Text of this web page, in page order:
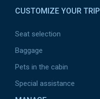
CUSTOMIZE YOUR TRIP
Seat selection
Baggage
Pets in the cabin
Special assistance